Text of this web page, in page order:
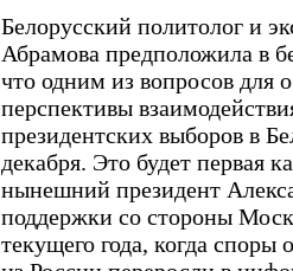
Белорусский политолог и
Абрамова предположила в
что одним из вопросов для
перспективы
президентских выборов в
декабря. Это будет первая
нынешний президент
поддержки со стороны
текущего года, когда споры